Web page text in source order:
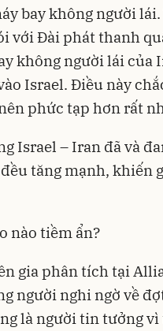
bay không người
với Đài phát thanh
không người lái của
Israel. Điều này
phức tạp hơn rất
Israel – Iran đã và
tăng mạnh, khiến
nào tiềm ẩn?
gia phân tích tại
người nghi ngờ về
là người tin tưởng